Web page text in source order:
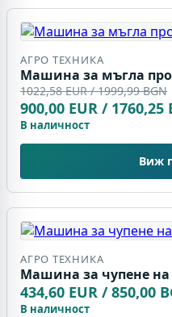
АГРО ТЕХНИКА
Машина за мъгла
1022,58 EUR / 1999,99 BGN
900,00 EUR / 1760,25
В наличност
Виж
АГРО ТЕХНИКА
Машина за чупене
434,60 EUR / 850,00
В наличност